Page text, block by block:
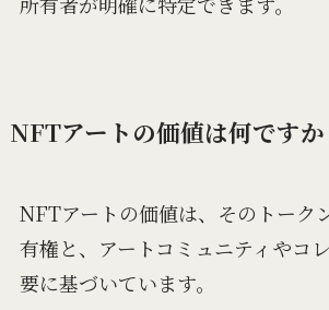
NFTアートの価値は何ですか
NFTアートの価値は、そのトーク
有権と、アートコミュニティやコ
要に基づいています。